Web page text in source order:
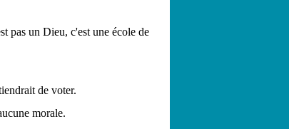
pas un Dieu, c'est une école de
de voter.
morale.